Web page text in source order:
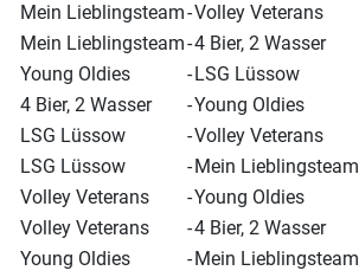
Mein Lieblingsteam-Volley Veterans
Mein Lieblingsteam-4 Bier, 2 Wasser
Young Oldies
-LSG Lüssow
4 Bier, 2 Wasser
-Young Oldies
LSG Lüssow
-Volley Veterans
LSG Lüssow
-Mein Lieblingsteam
Volley Veterans
-Young Oldies
Volley Veterans
-4 Bier, 2 Wasser
Young Oldies
-Mein Lieblingsteam